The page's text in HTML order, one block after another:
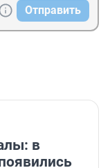
Отправить
в